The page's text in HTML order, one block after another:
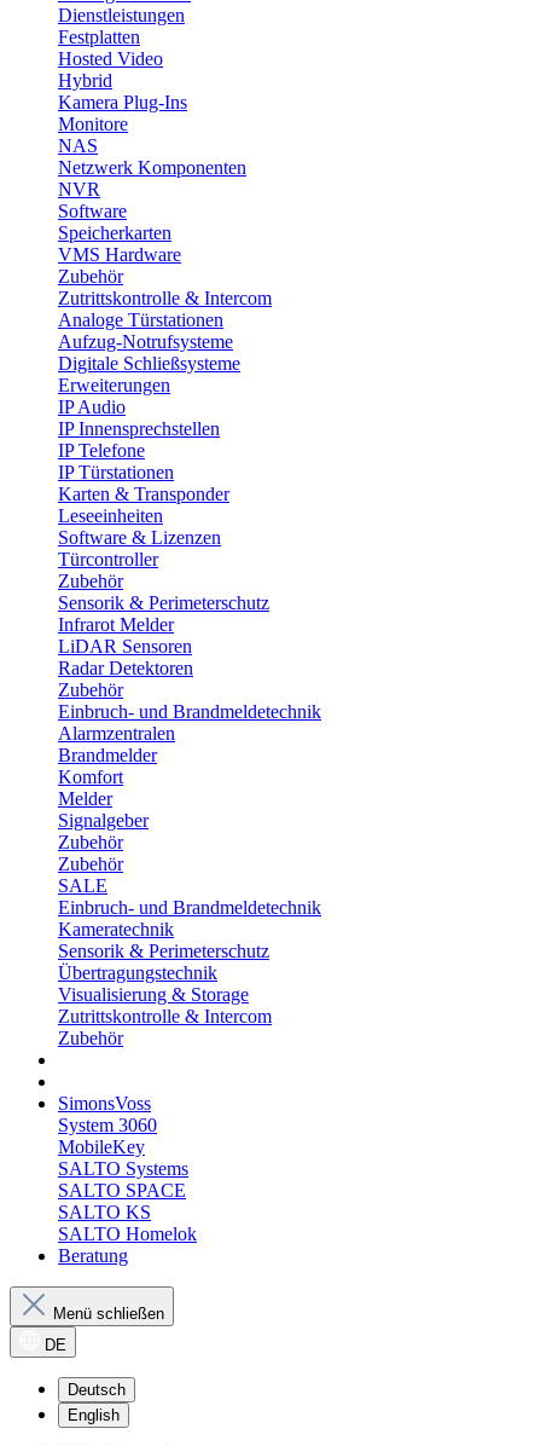
Dienstleistungen
Festplatten
Hosted Video
Hybrid
Kamera Plug-Ins
Monitore
NAS
Netzwerk Komponenten
NVR
Software
Speicherkarten
VMS Hardware
Zubehör
Zutrittskontrolle & Intercom
Analoge Türstationen
Aufzug-Notrufsysteme
Digitale Schließsysteme
Erweiterungen
IP Audio
IP Innensprechstellen
IP Telefone
IP Türstationen
Karten & Transponder
Leseeinheiten
Software & Lizenzen
Türcontroller
Zubehör
Sensorik & Perimeterschutz
Infrarot Melder
LiDAR Sensoren
Radar Detektoren
Zubehör
Einbruch- und Brandmeldetechnik
Alarmzentralen
Brandmelder
Komfort
Melder
Signalgeber
Zubehör
Zubehör
SALE
Einbruch- und Brandmeldetechnik
Kameratechnik
Sensorik & Perimeterschutz
Übertragungstechnik
Visualisierung & Storage
Zutrittskontrolle & Intercom
Zubehör
SimonsVoss
System 3060
MobileKey
SALTO Systems
SALTO SPACE
SALTO KS
SALTO Homelok
Beratung
Menü schließen
DE
Deutsch
English